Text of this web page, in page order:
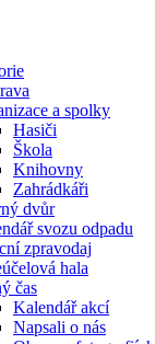
a spolky
Hasiči
Škola
Knihovny
Zahrádkáři
dvůr
svozu odpadu
zpravodaj
hala
čas
Kalendář akcí
Napsali o nás